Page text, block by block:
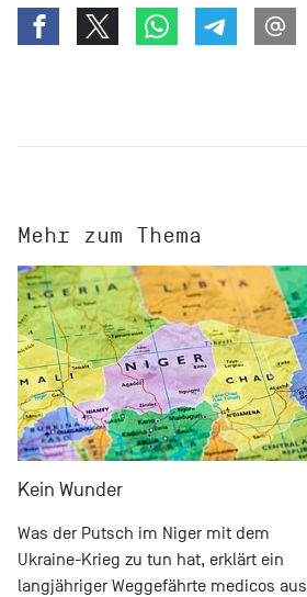
Mehr zum Thema
Kein Wunder
Was der Putsch im Niger mit dem
Ukraine-Krieg zu tun hat, erklärt ein
langjähriger Weggefährte medicos aus